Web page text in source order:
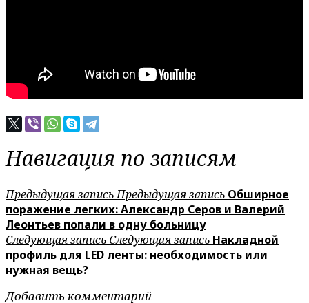
Навигация по записям
Предыдущая записьПредыдущая запись Обширное
поражение легких: Александр Серов и Валерий
Леонтьев попали в одну больницу
Следующая запись Следующая запись Накладной
профиль для LED ленты: необходимость или
нужная вещь?
Добавить комментарий